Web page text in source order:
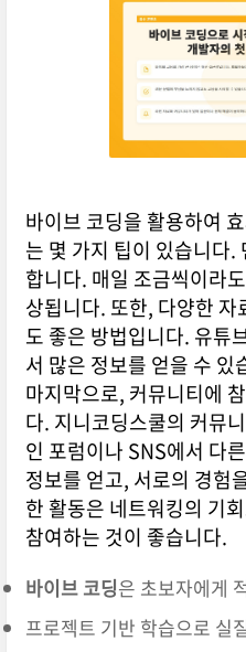
바이브 코딩을 활용하여
는 몇 가지 팁이 있습니다.
합니다. 매일 조금씩이라
상됩니다. 또한, 다양한
도 좋은 방법입니다. 유튜
서 많은 정보를 얻을 수 있
마지막으로, 커뮤니티에
다. 지니코딩스쿨의 커뮤
인 포럼이나 SNS에서 다
정보를 얻고, 서로의 경험
한 활동은 네트워킹의 기
참여하는 것이 좋습니다.
바이브 코딩은 초보자에게
프로젝트 기반 학습으로 실